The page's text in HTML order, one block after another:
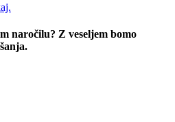
naročilu? Z veseljem bomo